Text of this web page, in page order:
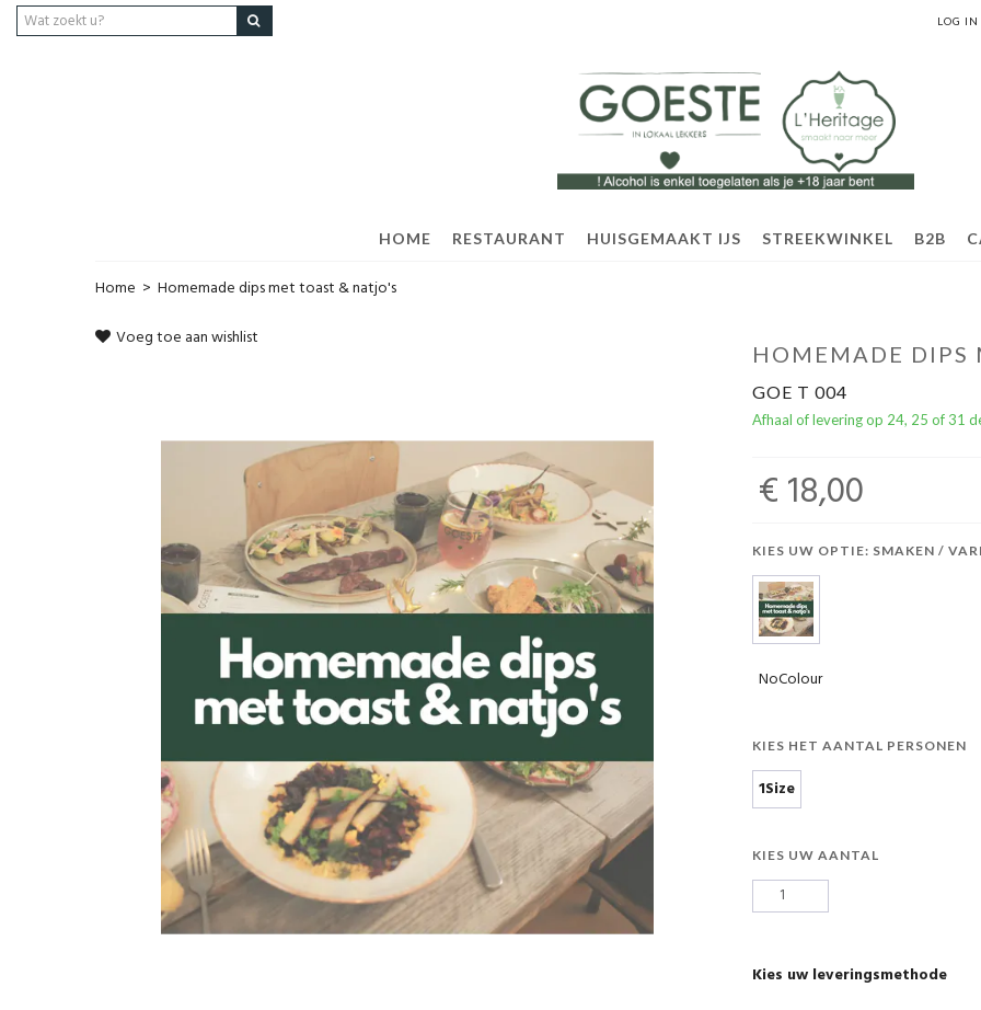
LOG IN
HOME RESTAURANT HUISGEMAAKT IJS STREEKWINKEL B2B
Home > Homemade dips met toast & natjo's
Voeg toe aan wishlist
HOMEMADE DIPS
GOE T 004
Afhaal of levering op 24, 25 of 31
€ 18,00
KIES UW OPTIE: SMAKEN /
NoColour
KIES HET AANTAL PERSONEN
1Size
KIES UW AANTAL
Kies uw leveringsmethode